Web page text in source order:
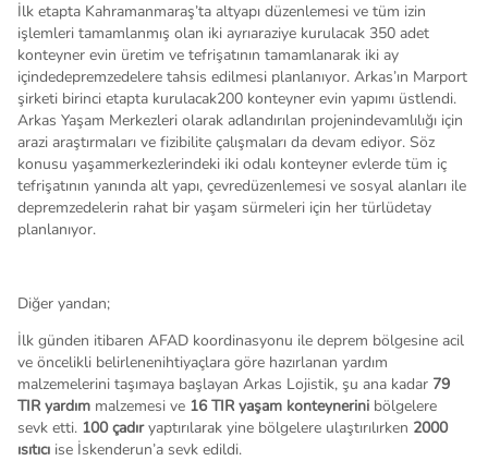
İlk etapta Kahramanmaraş’ta altyapı düzenlemesi ve tüm izin
işlemleri tamamlanmış olan iki ayrıaraziye kurulacak 350 adet
konteyner evin üretim ve tefrişatının tamamlanarak iki ay
içindedepremzedelere tahsis edilmesi planlanıyor. Arkas’ın Marport
şirketi birinci etapta kurulacak200 konteyner evin yapımı üstlendi.
Arkas Yaşam Merkezleri olarak adlandırılan projenindevamlılığı için
arazi araştırmaları ve fizibilite çalışmaları da devam ediyor. Söz
konusu yaşammerkezlerindeki iki odalı konteyner evlerde tüm iç
tefrişatının yanında alt yapı, çevredüzenlemesi ve sosyal alanları ile
depremzedelerin rahat bir yaşam sürmeleri için her türlüdetay
planlanıyor.
Diğer yandan;
İlk günden itibaren AFAD koordinasyonu ile deprem bölgesine acil
ve öncelikli belirlenenihtiyaçlara göre hazırlanan yardım
malzemelerini taşımaya başlayan Arkas Lojistik, şu ana kadar 79
TIR yardım malzemesi ve 16 TIR yaşam konteynerini bölgelere
sevk etti. 100 çadıryaptırılarak yine bölgelere ulaştırılırken 2000
ısıtıcı ise İskenderun’a sevk edildi.